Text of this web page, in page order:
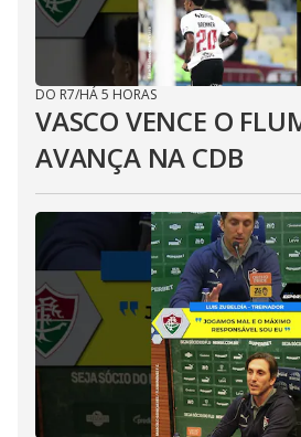
DO R7/HÁ 5 HORAS
VASCO VENCE O
AVANÇA NA CDB